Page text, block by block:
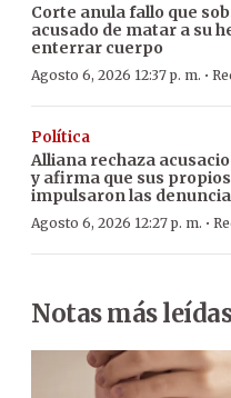
Corte anula fallo que
acusado de matar a su
enterrar cuerpo
Agosto 6, 2026 12:37 p. m. ·
Política
Alliana rechaza
y afirma que sus
impulsaron las
Agosto 6, 2026 12:27 p. m. ·
Notas más leídas